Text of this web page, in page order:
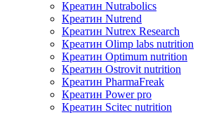
Креатин Nutrabolics
Креатин Nutrend
Креатин Nutrex Research
Креатин Olimp labs nutrition
Креатин Optimum nutrition
Креатин Ostrovit nutrition
Креатин PharmaFreak
Креатин Power pro
Креатин Scitec nutrition